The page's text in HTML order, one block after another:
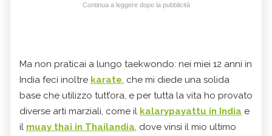
Continua a leggere dopo la pubblicità
Ma non praticai a lungo taekwondo: nei miei 12 anni in
India feci inoltre karate, che mi diede una solida
base che utilizzo tutt’ora, e per tutta la vita ho provato
diverse arti marziali, come il kalarypayattu in India e
il muay thai in Thailandia, dove vinsi il mio ultimo